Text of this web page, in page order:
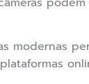
modernas